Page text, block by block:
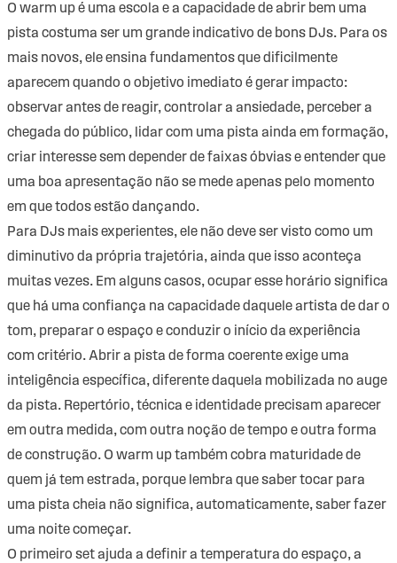
O warm up é uma escola e a capacidade de abrir bem uma
pista costuma ser um grande indicativo de bons DJs. Para os
mais novos, ele ensina fundamentos que dificilmente
aparecem quando o objetivo imediato é gerar impacto:
observar antes de reagir, controlar a ansiedade, perceber a
chegada do público, lidar com uma pista ainda em formação,
criar interesse sem depender de faixas óbvias e entender que
uma boa apresentação não se mede apenas pelo momento
em que todos estão dançando.
Para DJs mais experientes, ele não deve ser visto como um
diminutivo da própria trajetória, ainda que isso aconteça
muitas vezes. Em alguns casos, ocupar esse horário significa
que há uma confiança na capacidade daquele artista de dar o
tom, preparar o espaço e conduzir o início da experiência
com critério. Abrir a pista de forma coerente exige uma
inteligência específica, diferente daquela mobilizada no auge
da pista. Repertório, técnica e identidade precisam aparecer
em outra medida, com outra noção de tempo e outra forma
de construção. O warm up também cobra maturidade de
quem já tem estrada, porque lembra que saber tocar para
uma pista cheia não significa, automaticamente, saber fazer
uma noite começar.
O primeiro set ajuda a definir a temperatura do espaço, a